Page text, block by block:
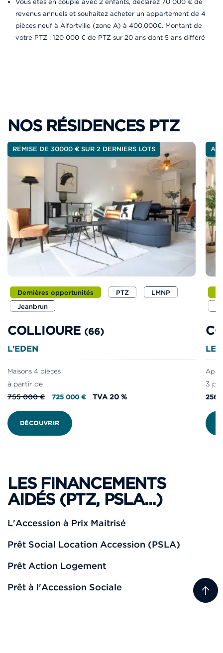
revenus annuels et souhaitez acheter un appartement de 4
pièces neuf à Alfortville (zone A) à 400.000€. Montant de
votre PTZ : 120 000 € de PTZ sur 20 ans dont 5 ans différé
NOS RÉSIDENCES PTZ
REMISE DE 30000 € SUR 2 DERNIERS LOTS
Dernières opportunités PTZ
LMNP
Jeanbrun
COLLIOURE (66)
L'EDEN
Maisons 4 pièces
à partir de
755 000 €
725 000 € TVA 20 %
DÉCOUVRIR
A
3
256
LES FINANCEMENTS
AIDÉS (PTZ, PSLA...)
L'Accession à Prix Maitrisé
Prêt Social Location Accession (PSLA)
Prêt Action Logement
Prêt à l'Accession Sociale